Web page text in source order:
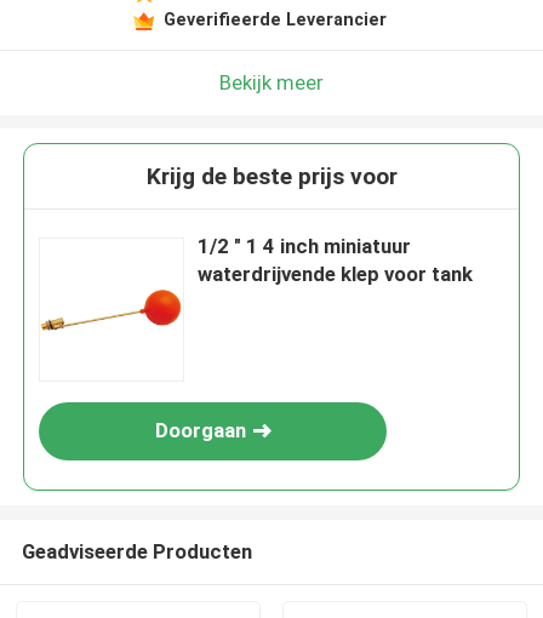
Geverifieerde Leverancier
Bekijk meer
Krijg de beste prijs voor
1/2 " 1 4 inch miniatuur
waterdrijvende klep voor tank
Doorgaan
Geadviseerde Producten